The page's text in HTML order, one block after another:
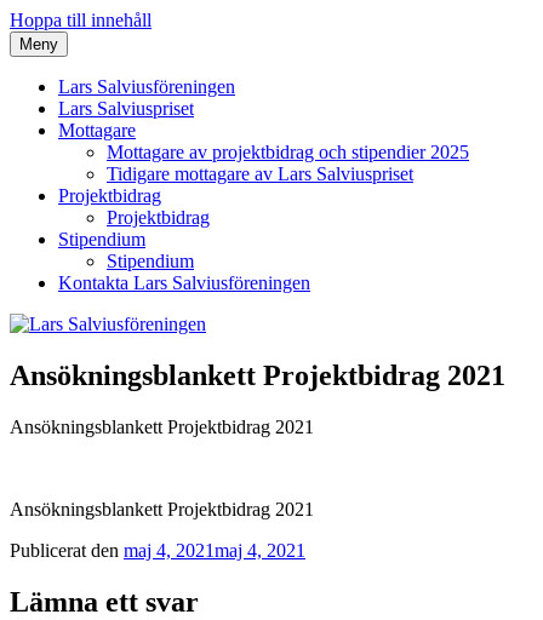
Hoppa till innehåll
Lars Salviusföreningen
Meny
Lars Salviusföreningen
Lars Salviuspriset
Mottagare
Mottagare av projektbidrag och stipendier 2025
Tidigare mottagare av Lars Salviuspriset
Projektbidrag
Projektbidrag
Stipendium
Stipendium
Kontakta Lars Salviusföreningen
Ansökningsblankett Projektbidrag 2021
Ansökningsblankett Projektbidrag 2021
Ansökningsblankett Projektbidrag 2021
Publicerat den maj 4, 2021maj 4, 2021
Lämna ett svar